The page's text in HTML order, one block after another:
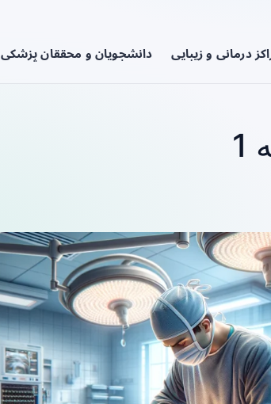
درمانی و زیبایی دانشجویان و محققان پزشکی